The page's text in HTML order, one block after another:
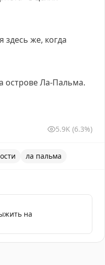
здесь же, когда
острове Ла-Пальма.
5.9K (6.3%)
ла пальма
на